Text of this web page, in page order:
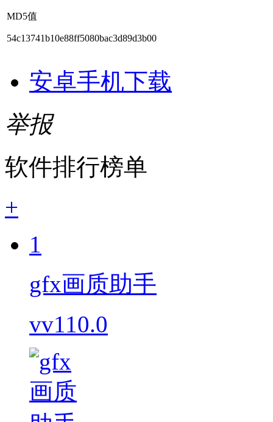
MD5值
54c13741b10e88ff5080bac3d89d3b00
安卓手机下载
举报
软件排行榜单
+
1
gfx画质助手
vv110.0